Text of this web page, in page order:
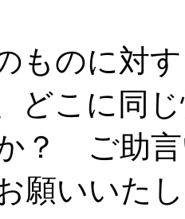
ものに対
どこに同
？ ご助言
願いいた